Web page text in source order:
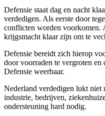
Defensie staat dag en nacht
verdedigen. Als eerste door
conflicten worden voorkomen.
krijgsmacht klaar zijn om te
Defensie bereidt zich hierop
door voorraden te vergroten
Defensie weerbaar.
Nederland verdedigen lukt niet
industrie, bedrijven,
ondersteuning hard nodig.